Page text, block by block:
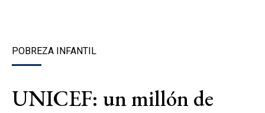
POBREZA INFANTIL
UNICEF: un millón de